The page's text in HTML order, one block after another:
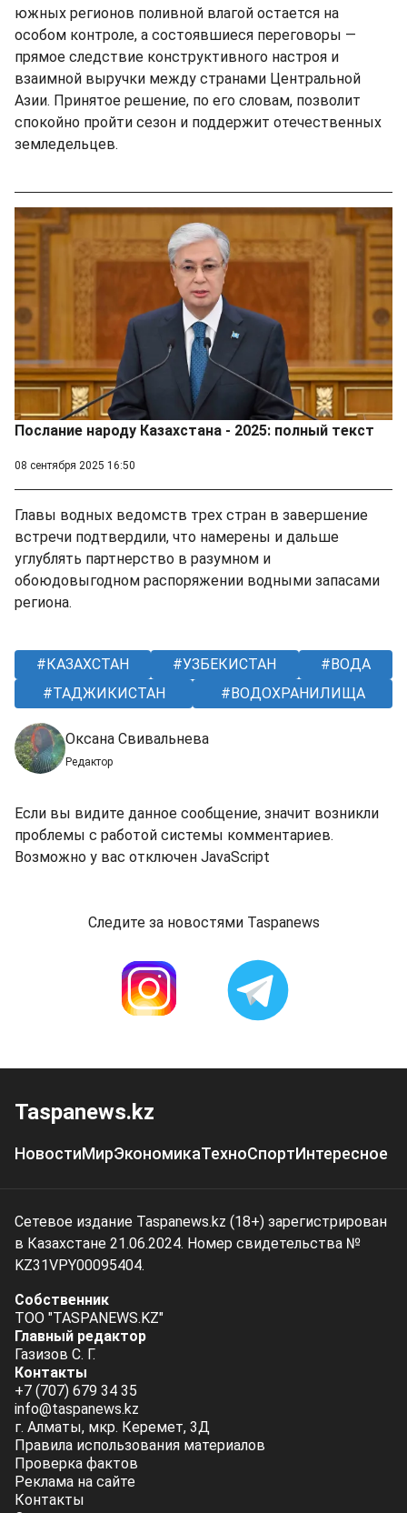
южных регионов поливной влагой остается на
особом контроле, а состоявшиеся переговоры —
прямое следствие конструктивного настроя и
взаимной выручки между странами Центральной
Азии. Принятое решение, по его словам, позволит
спокойно пройти сезон и поддержит отечественных
земледельцев.
Послание народу Казахстана - 2025: полный текст
08 сентября 2025 16:50
Главы водных ведомств трех стран в завершение
встречи подтвердили, что намерены и дальше
углублять партнерство в разумном и
обоюдовыгодном распоряжении водными запасами
региона.
КАЗАХСТАН УЗБЕКИСТАН
ВОДА
ТАДЖИКИСТАН
ВОДОХРАНИЛИЩА
Оксана Свивальнева
Редактор
Если вы видите данное сообщение, значит возникли
проблемы с работой системы комментариев.
Возможно у вас отключен JavaScript
Следите за новостями Taspanews
Taspanews.kz
НовостиМирЭкономикаТехноСпортИнтересное
Сетевое издание Taspanews.kz (18+) зарегистрирован
в Казахстане 21.06.2024. Номер свидетельства №
KZ31VPY00095404.
Собственник
ТОО "TASPANEWS.KZ"
Главный редактор
Газизов С. Г.
Контакты
+7 (707) 679 34 35
info@taspanews.kz
г. Алматы, мкр. Керемет, 3Д
Правила использования материалов
Проверка фактов
Реклама на сайте
Контакты